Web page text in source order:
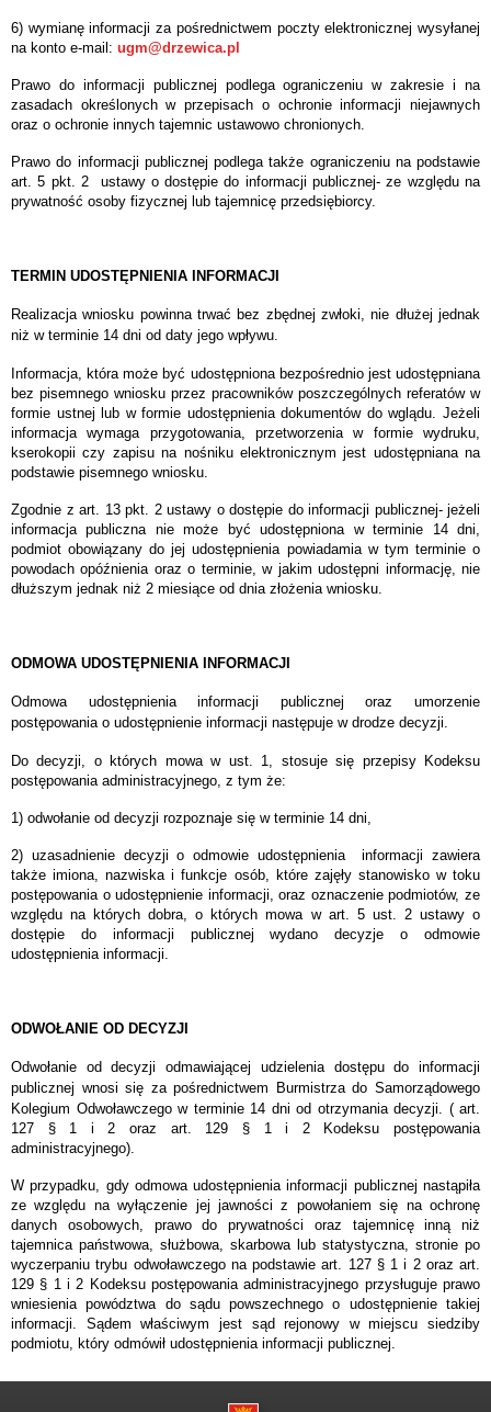
6) wymianę informacji za pośrednictwem poczty elektronicznej wysyłanej
na konto e-mail: ugm@drzewica.pl
Prawo do informacji publicznej podlega ograniczeniu w zakresie i na
zasadach określonych w przepisach o ochronie informacji niejawnych
oraz o ochronie innych tajemnic ustawowo chronionych.
Prawo do informacji publicznej podlega także ograniczeniu na podstawie
art. 5 pkt. 2 ustawy o dostępie do informacji publicznej- ze względu na
prywatność osoby fizycznej lub tajemnicę przedsiębiorcy.
TERMIN UDOSTĘPNIENIA INFORMACJI
Realizacja wniosku powinna trwać bez zbędnej zwłoki, nie dłużej jednak
niż w terminie 14 dni od daty jego wpływu.
Informacja, która może być udostępniona bezpośrednio jest udostępniana
bez pisemnego wniosku przez pracowników poszczególnych referatów w
formie ustnej lub w formie udostępnienia dokumentów do wglądu. Jeżeli
informacja wymaga przygotowania, przetworzenia w formie wydruku,
kserokopii czy zapisu na nośniku elektronicznym jest udostępniana na
podstawie pisemnego wniosku.
Zgodnie z art. 13 pkt. 2 ustawy o dostępie do informacji publicznej- jeżeli
informacja publiczna nie może być udostępniona w terminie 14 dni,
podmiot obowiązany do jej udostępnienia powiadamia w tym terminie o
powodach opóźnienia oraz o terminie, w jakim udostępni informację, nie
dłuższym jednak niż 2 miesiące od dnia złożenia wniosku.
ODMOWA UDOSTĘPNIENIA INFORMACJI
Odmowa udostępnienia informacji publicznej oraz umorzenie
postępowania o udostępnienie informacji następuje w drodze decyzji.
Do decyzji, o których mowa w ust. 1, stosuje się przepisy Kodeksu
postępowania administracyjnego, z tym że:
1) odwołanie od decyzji rozpoznaje się w terminie 14 dni,
2) uzasadnienie decyzji o odmowie udostępnienia informacji zawiera
także imiona, nazwiska i funkcje osób, które zajęły stanowisko w toku
postępowania o udostępnienie informacji, oraz oznaczenie podmiotów, ze
względu na których dobra, o których mowa w art. 5 ust. 2 ustawy o
dostępie do informacji publicznej wydano decyzje o odmowie
udostępnienia informacji.
ODWOŁANIE OD DECYZJI
Odwołanie od decyzji odmawiającej udzielenia dostępu do informacji
publicznej wnosi się za pośrednictwem Burmistrzado Samorządowego
Kolegium Odwoławczego w terminie 14 dni od otrzymania decyzji. ( art.
127 § 1 i 2 oraz art. 129 § 1 i 2 Kodeksu postępowania
administracyjnego).
W przypadku, gdy odmowa udostępnienia informacji publicznej nastąpiła
ze względu na wyłączenie jej jawności z powołaniem się na ochronę
danych osobowych, prawo do prywatności oraz tajemnicę inną niż
tajemnica państwowa, służbowa, skarbowa lub statystyczna, stronie po
wyczerpaniu trybu odwoławczego na podstawie art. 127 § 1 i 2 oraz art.
129 § 1 i 2 Kodeksu postępowania administracyjnego przysługuje prawo
wniesienia powództwa do sądu powszechnego o udostępnienie takiej
informacji. Sądem właściwym jest sąd rejonowy w miejscu siedziby
podmiotu, który odmówił udostępnienia informacji publicznej.